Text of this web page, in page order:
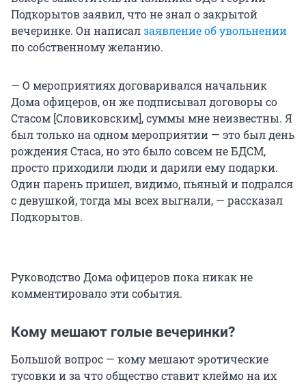
Подкорытов заявил, что не знал о закрытой
вечеринке. Он написалзаявление об увольнении
по собственному желанию.
— О мероприятиях договаривался начальник
Дома офицеров, он же подписывал договоры со
Стасом [Словиковским], суммы мне неизвестны. Я
был только на одном мероприятии — это был день
рождения Стаса, но это было совсем не БДСМ,
просто приходили люди и дарили ему подарки.
Один парень пришел, видимо, пьяный и подрался
с девушкой, тогда мы всех выгнали, — рассказал
Подкорытов.
Руководство Дома офицеров пока никак не
комментировало эти события.
Кому мешают голые вечеринки?
Большой вопрос — кому мешают эротические
тусовки и за что общество ставит клеймо на их